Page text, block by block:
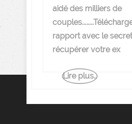
aidé des milliers de
rapport avec le
récupérer votre ex
Lire plus..